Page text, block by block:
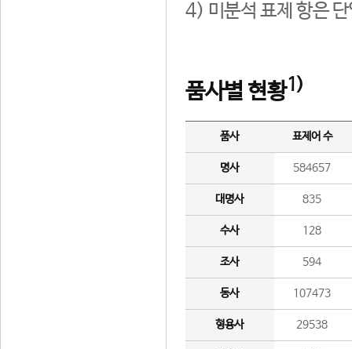
4) 미분석 표제 항은
품사별 현황1)
품사 표제어 수
명사 584657
대명사 835
수사 128
조사 594
동사 107473
형용사 29538